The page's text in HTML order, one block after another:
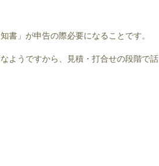
書」が申告の際必要になることです。
ようですから、見積・打合せの段階で話